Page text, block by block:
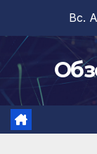
содержимому
Вс.